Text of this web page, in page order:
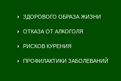
ЗДОРОВОГО ОБРАЗА ЖИЗНИ
ОТКАЗА ОТ АЛКОГОЛЯ
РИСКОВ КУРЕНИЯ
ПРОФИЛАКТИКИ ЗАБОЛЕВАНИЙ